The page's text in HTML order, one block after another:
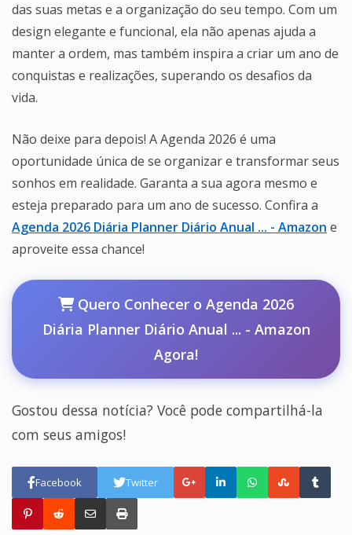
das suas metas e a organização do seu tempo. Com um
design elegante e funcional, ela não apenas ajuda a
manter a ordem, mas também inspira a criar um ano de
conquistas e realizações, superando os desafios da
vida.
Não deixe para depois! A Agenda 2026 é uma
oportunidade única de se organizar e transformar seus
sonhos em realidade. Garanta a sua agora mesmo e
esteja preparado para um ano de sucesso. Confira a
Agenda 2026 Diária Planner Diário Anual ... - Amazon e
aproveite essa chance!
Quero Conhecer o Agenda 2026
Diária Planner Diário Anual ... - Amazon
Agora!
Gostou dessa notícia? Você pode compartilhá-la
com seus amigos!
Facebook Twitter